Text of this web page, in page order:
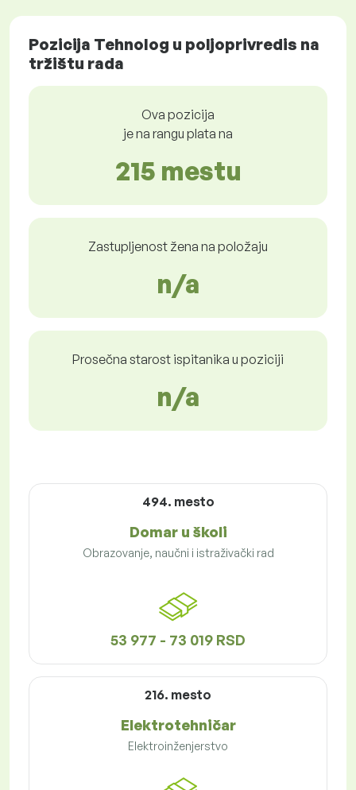
Pozicija Tehnolog u poljoprivredis na
tržištu rada
Ova pozicija
je na rangu plata na
215 mestu
Zastupljenost žena na položaju
n/a
Prosečna starost ispitanika u poziciji
n/a
494. mesto
Domar u školi
Obrazovanje, naučni i istraživački rad
53 977 - 73 019 RSD
216. mesto
Elektrotehničar
Elektroinženjerstvo